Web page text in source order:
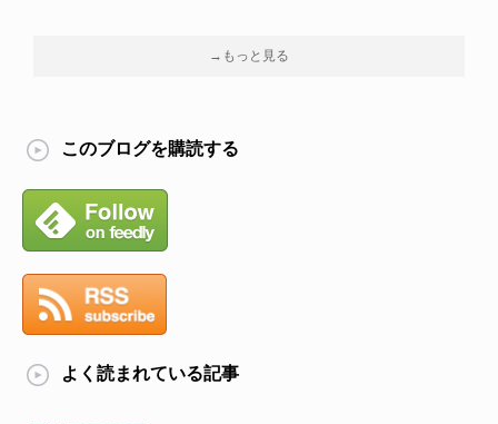
→もっと見る
このブログを購読する
よく読まれている記事